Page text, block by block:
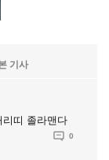
기사
띠 졸라맨다
0